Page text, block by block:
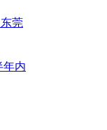
东莞
年内